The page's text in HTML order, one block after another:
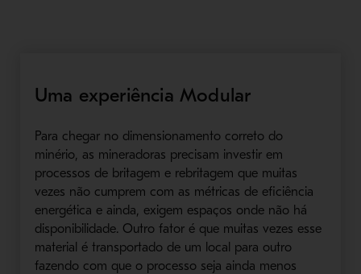
Uma experiência Modular
Para chegar no dimensionamento correto do
minério, as mineradoras precisam investir em
processos de britagem e rebritagem que muitas
vezes não cumprem com as métricas de eficiência
energética e ainda, exigem espaços onde não há
disponibilidade. Outro fator é que muitas vezes esse
material é transportado de um local para outro
fazendo com que o processo seja ainda menos